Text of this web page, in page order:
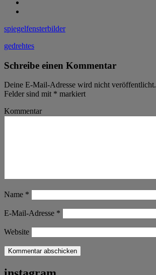
spiegelfensterbilder
gedrehtes
Schreibe einen Kommentar
Deine E-Mail-Adresse wird nicht veröffentlicht.
Felder sind mit * markiert
Kommentar
Name *
E-Mail-Adresse *
Website